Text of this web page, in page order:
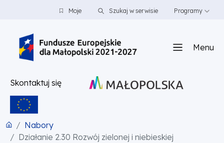
PRZEJDŹ DO TREŚCI
PRZEJDŹ DO MENUMoje Szukaj w serwisie Programy
Menu
Skontaktuj się
Nabory
Działanie 2.30 Rozwój zielonej i niebieskiej